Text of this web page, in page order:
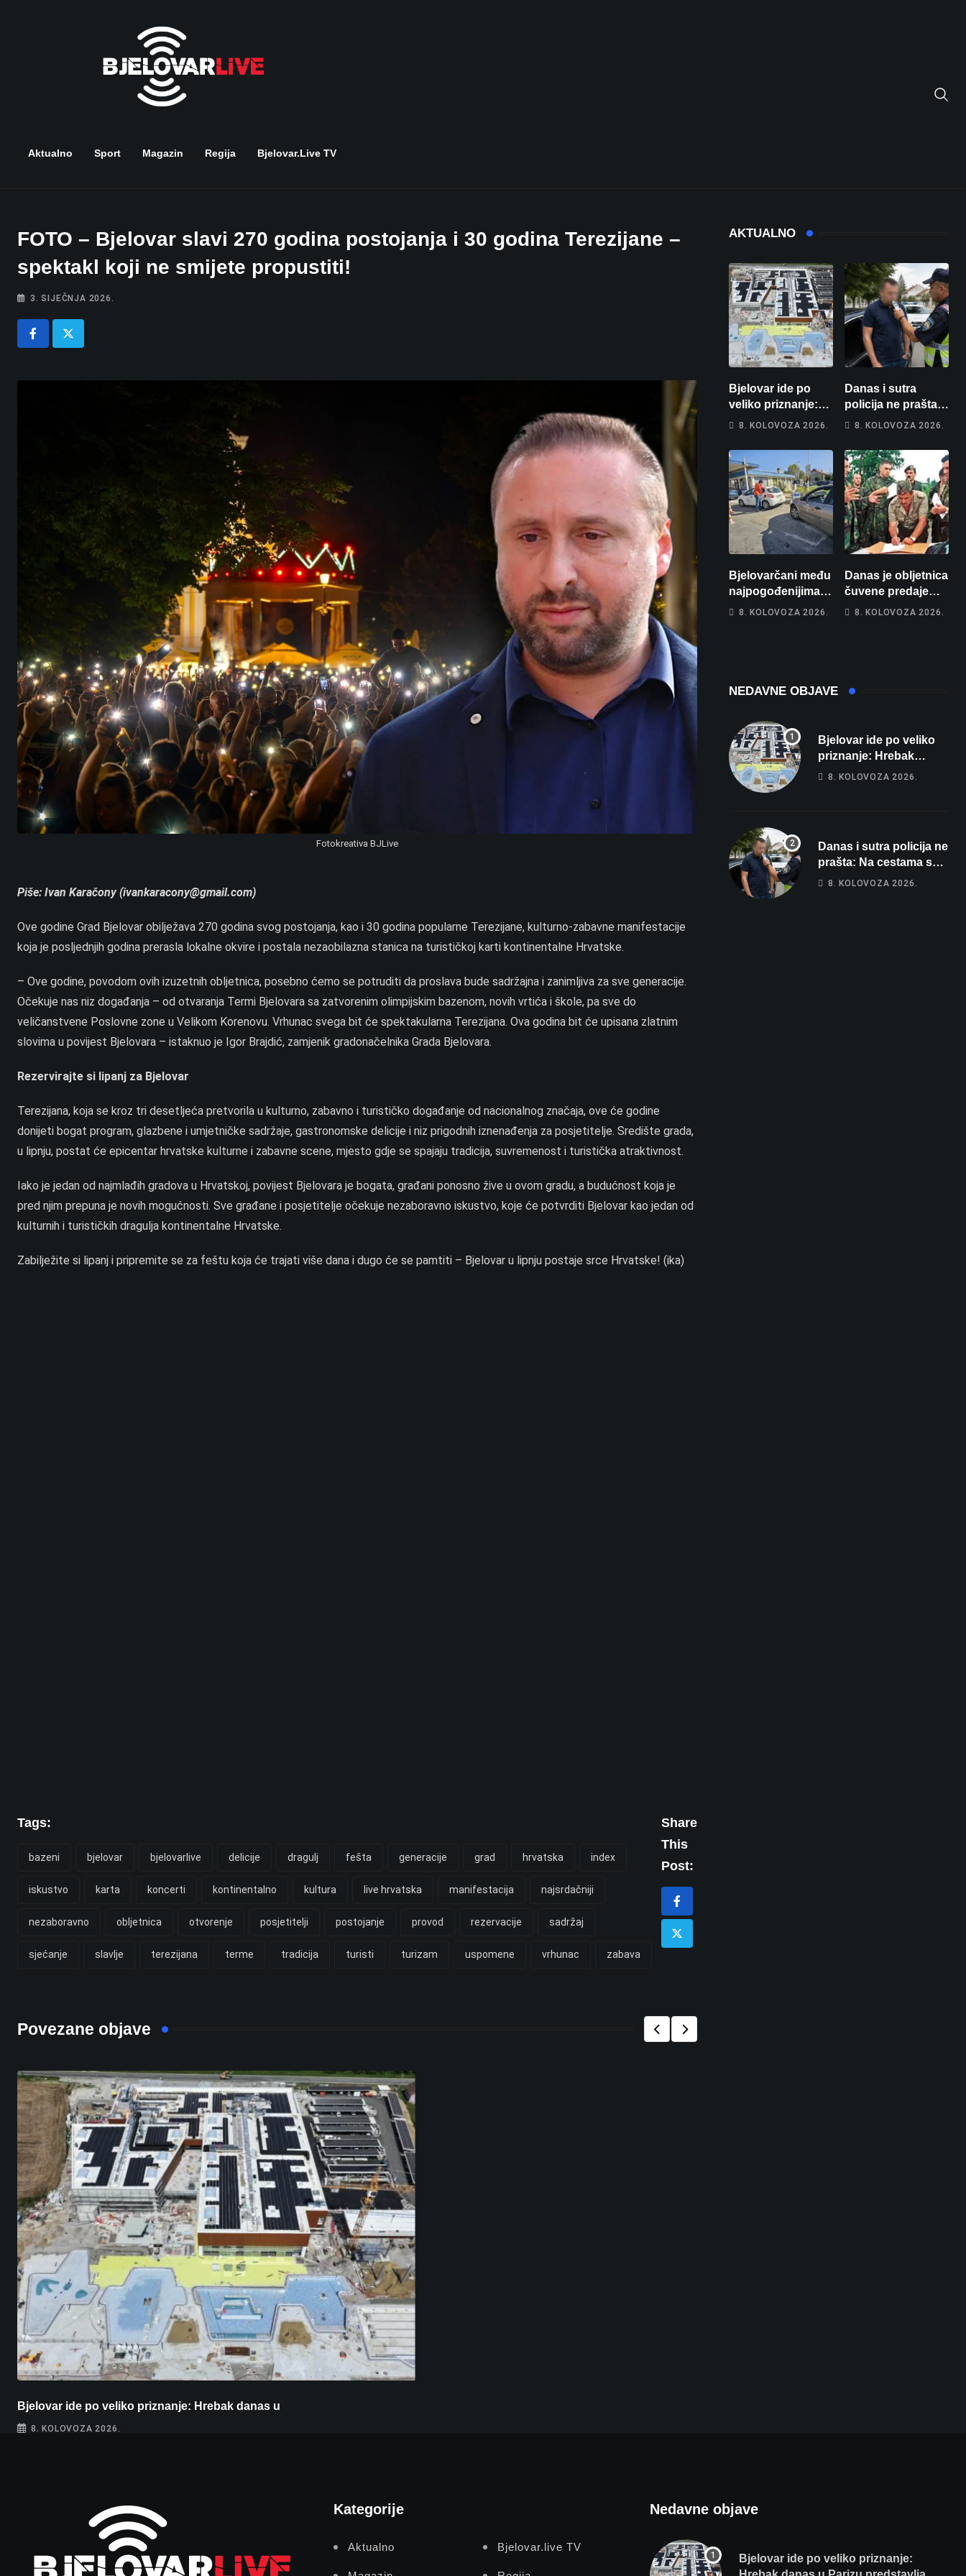
Aktualno Sport Magazin Regija Bjelovar.live TV
FOTO – Bjelovar slavi 270 godina postojanja i 30 godina Terezijane –
spektakl koji ne smijete propustiti!
3. SIJEČNJA 2026.
Fotokreativa BJLive
Piše: Ivan Karačony (ivankaracony@gmail.com)
Ove godine Grad Bjelovar obilježava 270 godina svog postojanja, kao i 30 godina popularne Terezijane, kulturno-zabavne manifestacije
koja je posljednjih godina prerasla lokalne okvire i postala nezaobilazna stanica na turističkoj karti kontinentalne Hrvatske.
– Ove godine, povodom ovih izuzetnih obljetnica, posebno ćemo se potruditi da proslava bude sadržajna i zanimljiva za sve generacije.
Očekuje nas niz događanja – od otvaranja Termi Bjelovara sa zatvorenim olimpijskim bazenom, novih vrtića i škole, pa sve do
veličanstvene Poslovne zone u Velikom Korenovu. Vrhunac svega bit će spektakularna Terezijana. Ova godina bit će upisana zlatnim
slovima u povijest Bjelovara – istaknuo je Igor Brajdić, zamjenik gradonačelnika Grada Bjelovara.
Rezervirajte si lipanj za Bjelovar
Terezijana, koja se kroz tri desetljeća pretvorila u kulturno, zabavno i turističko događanje od nacionalnog značaja, ove će godine
donijeti bogat program, glazbene i umjetničke sadržaje, gastronomske delicije i niz prigodnih iznenađenja za posjetitelje. Središte grada,
u lipnju, postat će epicentar hrvatske kulturne i zabavne scene, mjesto gdje se spajaju tradicija, suvremenost i turistička atraktivnost.
Iako je jedan od najmlađih gradova u Hrvatskoj, povijest Bjelovara je bogata, građani ponosno žive u ovom gradu, a budućnost koja je
pred njim prepuna je novih mogućnosti. Sve građane i posjetitelje očekuje nezaboravno iskustvo, koje će potvrditi Bjelovar kao jedan od
kulturnih i turističkih dragulja kontinentalne Hrvatske.
Zabilježite si lipanj i pripremite se za feštu koja će trajati više dana i dugo će se pamtiti – Bjelovar u lipnju postaje srce Hrvatske! (ika)
Tags:
bazeni bjelovar bjelovarlive delicije dragulj fešta generacije grad hrvatska index
iskustvo karta koncerti kontinentalno kultura live hrvatska manifestacija najsrdačniji
nezaboravno obljetnica otvorenje posjetitelji postojanje provod rezervacije sadržaj
sjećanje slavlje terezijana terme tradicija turisti turizam uspomene vrhunac zabava
Share
This
Post:
Povezane objave
Bjelovar ide po veliko priznanje: Hrebak danas u
8. KOLOVOZA 2026.
AKTUALNO
Bjelovar ide po
veliko priznanje:
Hrebak danas u
Wellovar za
domaćina
Europskog
prvenstva
8. KOLOVOZA 2026.
Danas i sutra
policija ne prašta:
Na cestama su
ovi prekršaji
8. KOLOVOZA 2026.
Bjelovarčani među
najpogođenijima:
Gorivo im pojede
8. KOLOVOZA 2026.
Danas je obljetnica
čuvene predaje
srpske vojske
8. KOLOVOZA 2026.
NEDAVNE OBJAVE
Bjelovar ide po veliko
priznanje: Hrebak
danas u Parizu
8. KOLOVOZA 2026.
Danas i sutra policija ne
prašta: Na cestama su
posebno na meti ovi
8. KOLOVOZA 2026.
Kategorije
Aktualno Bjelovar.live TV
Nedavne objave
Bjelovar ide po veliko priznanje: